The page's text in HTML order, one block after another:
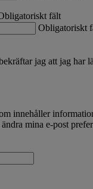
fält
Obligatoriskt
jag att jag har
innehåller
mina e-post